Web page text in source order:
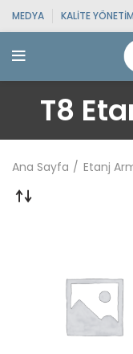
MEDYA KALITE
T8
Ana Sayfa Etanj